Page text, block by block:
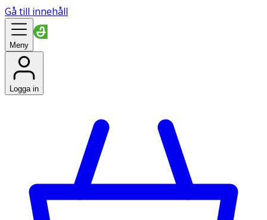
Gå till innehåll
Meny
Logga in